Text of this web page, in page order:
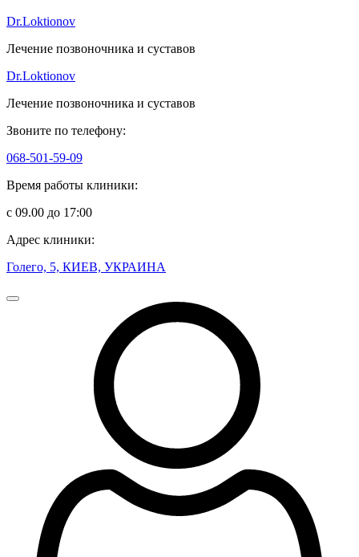
Dr.Loktionov
Лечение позвоночника и суставов
Dr.Loktionov
Лечение позвоночника и суставов
Звоните по телефону:
068-501-59-09
Время работы клиники:
с 09.00 до 17:00
Адрес клиники:
Голего, 5, КИЕВ, УКРАИНА